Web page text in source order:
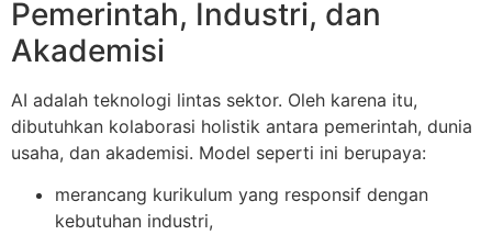
Pemerintah, Industri, dan
Akademisi
AI adalah teknologi lintas sektor. Oleh karena itu,
dibutuhkan kolaborasi holistik antara pemerintah, dunia
usaha, dan akademisi. Model seperti ini berupaya:
merancang kurikulum yang responsif dengan
kebutuhan industri,